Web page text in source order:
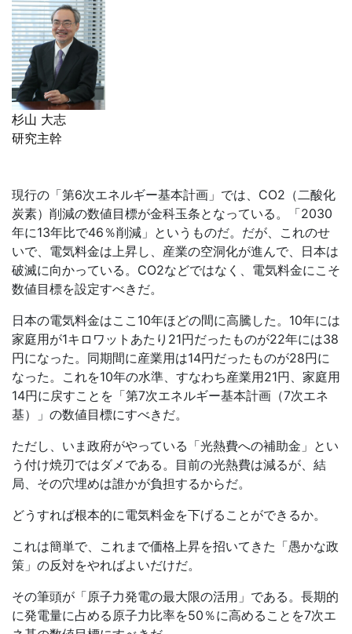
杉山 大志
研究主幹
現行の「第6次エネルギー基本計画」では、 CO2 （二酸化
炭素）削減の数値目標が金科玉条となっている。「2030
年に13年比で46 ％削減」というものだ。だが、これのせ
いで、電気料金は上昇し、産業の空洞化が進んで、日本は
破滅に向かっている。 CO2などではなく、電気料金にこそ
数値目標を設定すべきだ。
日本の電気料金はここ 10年ほどの間に高騰した。 10年には
家庭用が1キロワットあたり 21円だったものが22年には38
円になった。同期間に産業用は14円だったものが28円に
なった。これを10年の水準、すなわち産業用21円、家庭用
14円に戻すことを「第7次エネルギー基本計画（7次エネ
基）」の数値目標にすべきだ。
ただし、いま政府がやっている「光熱費への補助金」とい
う付け焼刃ではダメである。目前の光熱費は減るが、結
局、その穴埋めは誰かが負担するからだ。
どうすれば根本的に電気料金を下げることができるか。
これは簡単で、これまで価格上昇を招いてきた「愚かな政
策」の反対をやればよいだけだ。
その筆頭が「原子力発電の最大限の活用」である。長期的
に発電量に占める原子力比率を50 ％に高めることを7次エ